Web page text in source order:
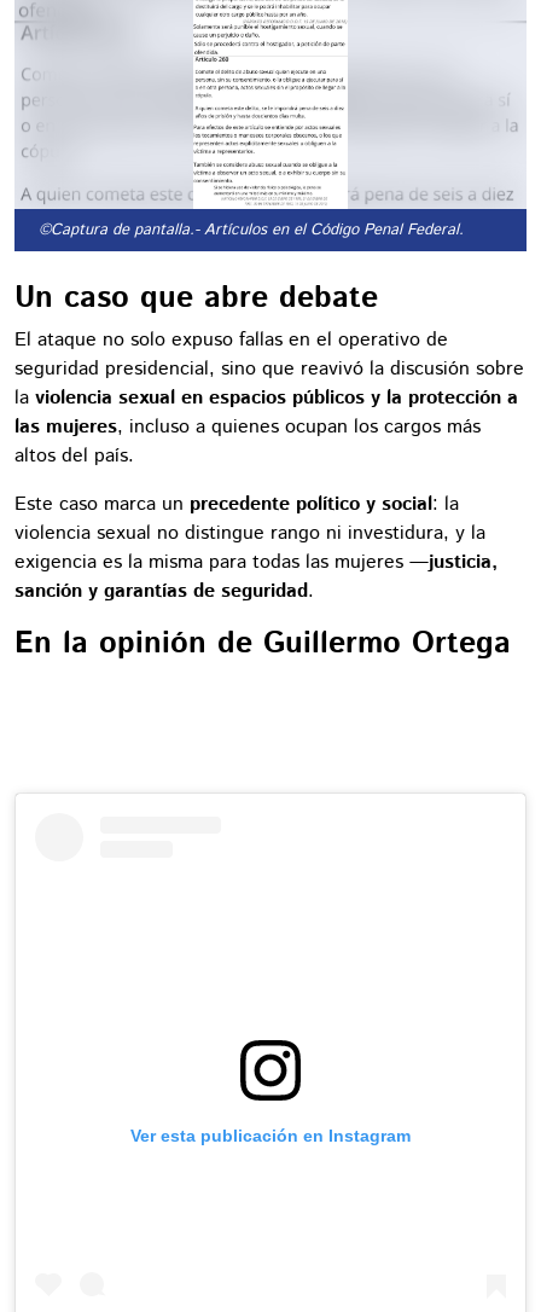
©Captura de pantalla.- Artículos en el Código Penal Federal.
Un caso que abre debate
El ataque no solo expuso fallas en el operativo de
seguridad presidencial, sino que reavivó la discusión sobre
la violencia sexual en espacios públicos y la protección a
las mujeres, incluso a quienes ocupan los cargos más
altos del país.
Este caso marca un precedente político y social: la
violencia sexual no distingue rango ni investidura, y la
exigencia es la misma para todas las mujeres —justicia,
sanción y garantías de seguridad.
En la opinión de Guillermo Ortega
Ver esta publicación en Instagram